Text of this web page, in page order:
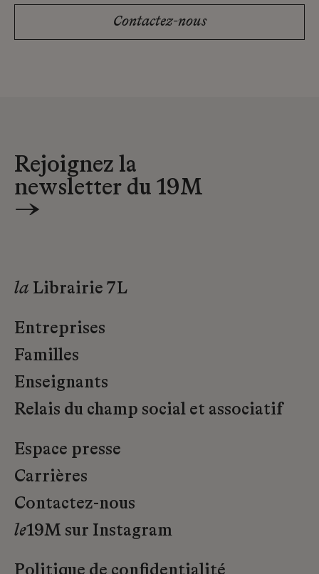
Contactez-nous
Rejoignez la
newsletter du 19M
→
la Librairie 7L
Entreprises
Familles
Enseignants
Relais du champ social et associatif
Espace presse
Carrières
Contactez-nous
le19M sur Instagram